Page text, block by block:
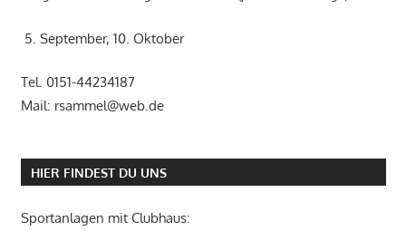
5. September, 10. Oktober
Tel. 0151-44234187
Mail: rsammel@web.de
HIER FINDEST DU UNS
Sportanlagen mit Clubhaus: